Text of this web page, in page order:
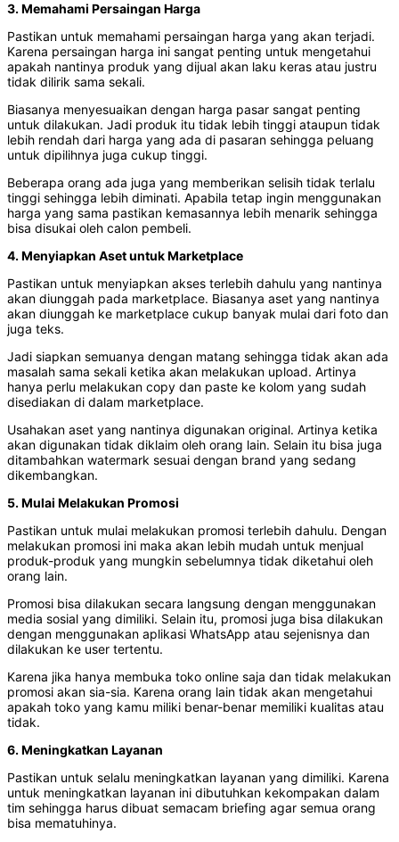
3. Memahami Persaingan Harga
Pastikan untuk memahami persaingan harga yang akan terjadi.
Karena persaingan harga ini sangat penting untuk mengetahui
apakah nantinya produk yang dijual akan laku keras atau justru
tidak dilirik sama sekali.
Biasanya menyesuaikan dengan harga pasar sangat penting
untuk dilakukan. Jadi produk itu tidak lebih tinggi ataupun tidak
lebih rendah dari harga yang ada di pasaran sehingga peluang
untuk dipilihnya juga cukup tinggi.
Beberapa orang ada juga yang memberikan selisih tidak terlalu
tinggi sehingga lebih diminati. Apabila tetap ingin menggunakan
harga yang sama pastikan kemasannya lebih menarik sehingga
bisa disukai oleh calon pembeli.
4. Menyiapkan Aset untuk Marketplace
Pastikan untuk menyiapkan akses terlebih dahulu yang nantinya
akan diunggah pada marketplace. Biasanya aset yang nantinya
akan diunggah ke marketplace cukup banyak mulai dari foto dan
juga teks.
Jadi siapkan semuanya dengan matang sehingga tidak akan ada
masalah sama sekali ketika akan melakukan upload. Artinya
hanya perlu melakukan copy dan paste ke kolom yang sudah
disediakan di dalam marketplace.
Usahakan aset yang nantinya digunakan original. Artinya ketika
akan digunakan tidak diklaim oleh orang lain. Selain itu bisa juga
ditambahkan watermark sesuai dengan brand yang sedang
dikembangkan.
5. Mulai Melakukan Promosi
Pastikan untuk mulai melakukan promosi terlebih dahulu. Dengan
melakukan promosi ini maka akan lebih mudah untuk menjual
produk-produk yang mungkin sebelumnya tidak diketahui oleh
orang lain.
Promosi bisa dilakukan secara langsung dengan menggunakan
media sosial yang dimiliki. Selain itu, promosi juga bisa dilakukan
dengan menggunakan aplikasi WhatsApp atau sejenisnya dan
dilakukan ke user tertentu.
Karena jika hanya membuka toko online saja dan tidak melakukan
promosi akan sia-sia. Karena orang lain tidak akan mengetahui
apakah toko yang kamu miliki benar-benar memiliki kualitas atau
tidak.
6. Meningkatkan Layanan
Pastikan untuk selalu meningkatkan layanan yang dimiliki. Karena
untuk meningkatkan layanan ini dibutuhkan kekompakan dalam
tim sehingga harus dibuat semacam briefing agar semua orang
bisa mematuhinya.